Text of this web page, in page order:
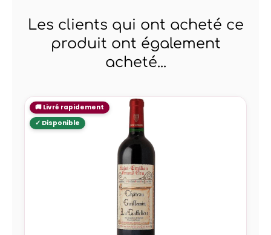
Les clients qui ont acheté ce
produit ont également
acheté...